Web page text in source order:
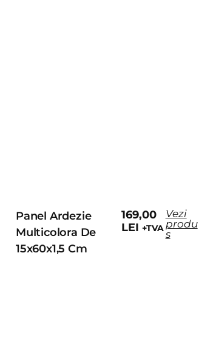
Panel Ardezie
Multicolora De
15x60x1,5 Cm
169,00
LEI +TVA
Vezi
produ
s